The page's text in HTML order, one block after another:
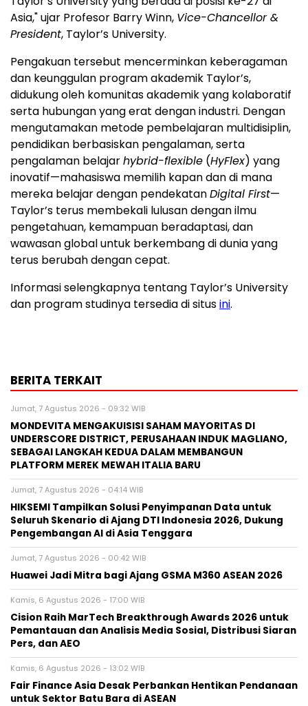
Asia," ujar Profesor Barry Winn, Vice-Chancellor &
President, Taylor’s University.
Pengakuan tersebut mencerminkan keberagaman
dan keunggulan program akademik Taylor’s,
didukung oleh komunitas akademik yang kolaboratif
serta hubungan yang erat dengan industri. Dengan
mengutamakan metode pembelajaran multidisiplin,
pendidikan berbasiskan pengalaman, serta
pengalaman belajarhybrid-flexible (HyFlex) yang
inovatif—mahasiswa memilih kapan dan di mana
mereka belajar dengan pendekatanDigital First—
Taylor’s terus membekali lulusan dengan ilmu
pengetahuan, kemampuan beradaptasi, dan
wawasan global untuk berkembang di dunia yang
terus berubah dengan cepat.
Informasi selengkapnya tentang Taylor’s University
dan program studinya tersedia di situsini.
BERITA TERKAIT
Jumat, 7 Agustus 2026 - 09:32 WIB
MONDEVITA MENGAKUISISI SAHAM MAYORITAS DI
UNDERSCORE DISTRICT, PERUSAHAAN INDUK MAGLIANO,
SEBAGAI LANGKAH KEDUA DALAM MEMBANGUN
PLATFORM MEREK MEWAH ITALIA BARU
Jumat, 7 Agustus 2026 - 04:14 WIB
HIKSEMI Tampilkan Solusi Penyimpanan Data untuk
Seluruh Skenario di Ajang DTI Indonesia 2026, Dukung
Pengembangan AI di Asia Tenggara
Jumat, 7 Agustus 2026 - 00:42 WIB
Huawei Jadi Mitra bagi Ajang GSMA M360 ASEAN 2026
Kamis, 6 Agustus 2026 - 17:00 WIB
Cision Raih MarTech Breakthrough Awards 2026 untuk
Pemantauan dan Analisis Media Sosial, Distribusi Siaran
Pers, dan AEO
Kamis, 6 Agustus 2026 - 13:02 WIB
Fair Finance Asia Desak Perbankan Hentikan Pendanaan
untuk Sektor Batu Bara di ASEAN